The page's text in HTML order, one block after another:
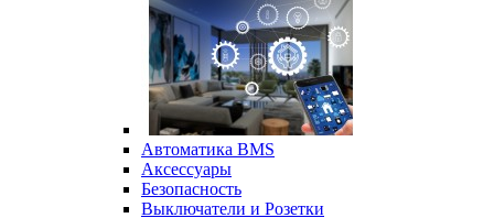
Автоматика BMS
Аксессуары
Безопасность
Выключатели и Розетки